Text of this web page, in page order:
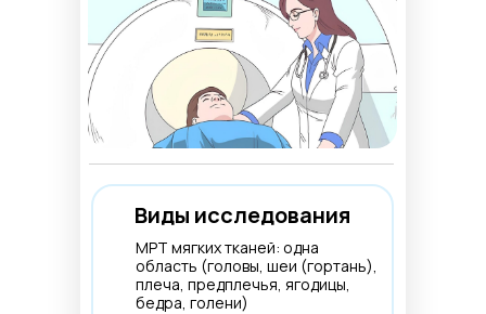
Виды исследования
МРТ мягких тканей: одна
область (головы, шеи (гортань),
плеча, предплечья, ягодицы,
бедра, голени)